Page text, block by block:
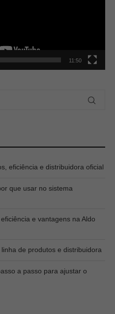
11:50
eficiência e distribuidora oficial
que usar no sistema
e vantagens na Aldo
de produtos e distribuidora
a passo para ajustar o